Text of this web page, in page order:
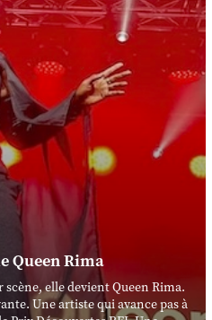
Queen Rima
elle devient Queen Rima.
Une artiste qui avance pas à